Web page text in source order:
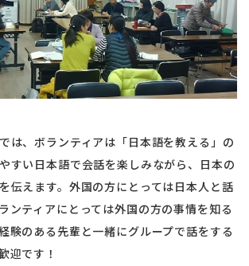
は、ボランティアは「日本語を教える」の
すい日本語で会話を楽しみながら、日本の
伝えます。外国の方にとっては日本人と話
ンティアにとっては外国の方の事情を知る
験のある先輩と一緒にグループで話をする
迎です！